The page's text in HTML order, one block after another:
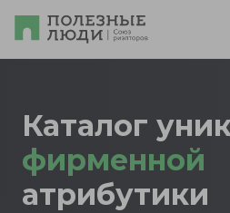
Каталог
фирменной
атрибутики